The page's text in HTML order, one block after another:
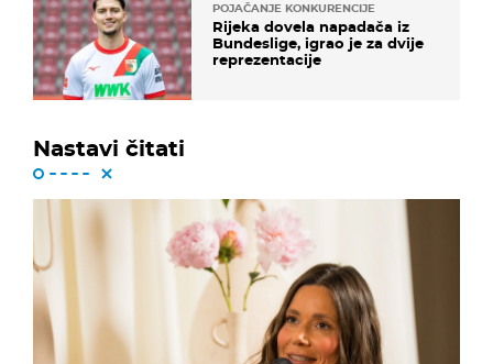
POJAČANJE KONKURENCIJE
Rijeka dovela napadača iz
Bundeslige, igrao je za dvije
reprezentacije
Nastavi čitati